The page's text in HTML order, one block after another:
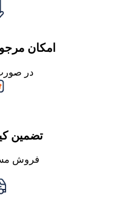
امکان
در
تضمین
فروش